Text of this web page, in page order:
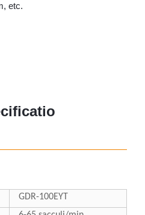
etc.
GDR-100EYT